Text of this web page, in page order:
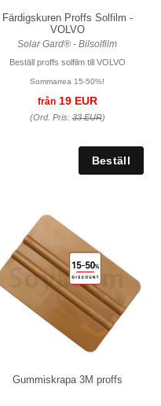
Färdigskuren Proffs Solfilm -
VOLVO
Solar Gard® - Bilsolfilm
Beställ proffs solfilm till VOLVO
Sommarrea 15-50%!
från19 EUR
(Ord. Pris:33 EUR)
Gummiskrapa 3M proffs